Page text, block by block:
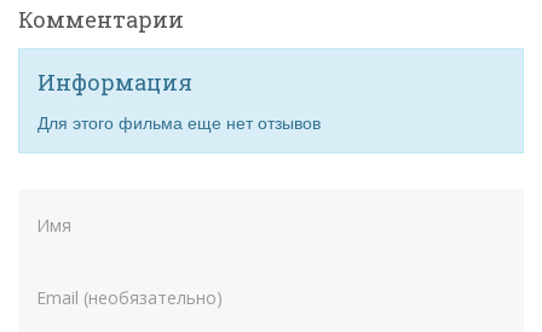
Комментарии
Информация
Для этого фильма еще нет отзывов